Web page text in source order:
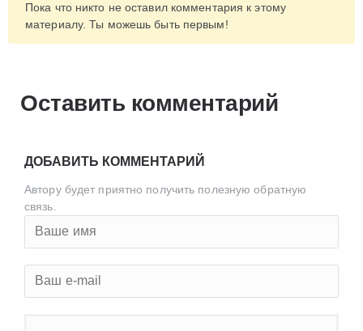
Пока что никто не оставил комментария к этому
материалу. Ты можешь быть первым!
Оставить комментарий
ДОБАВИТЬ КОММЕНТАРИЙ
Автору будет приятно получить полезную обратную
связь.